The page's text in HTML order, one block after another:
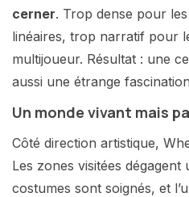
cerner. Trop dense pour
linéaires, trop narratif pour
multijoueur. Résultat : une
aussi une étrange
Un monde vivant mais
Côté direction artistique,
Les zones visitées dégagent
costumes sont soignés, et